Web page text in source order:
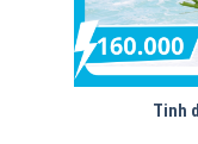
Tinh